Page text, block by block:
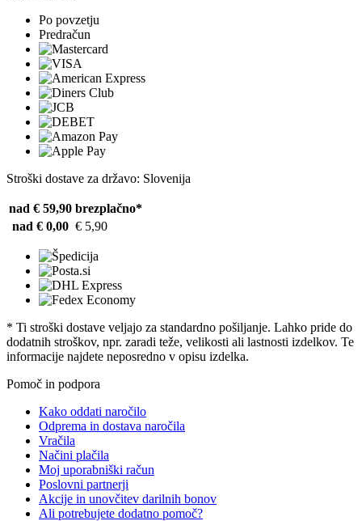
Po povzetju
Predračun
Stroški dostave za državo: Slovenija
nad € 59,90 brezplačno*
nad € 0,00 € 5,90
* Ti stroški dostave veljajo za standardno pošiljanje. Lahko pride do
dodatnih stroškov, npr. zaradi teže, velikosti ali lastnosti izdelkov. Te
informacije najdete neposredno v opisu izdelka.
Pomoč in podpora
Kako oddati naročilo
Odprema in dostava naročila
Vračila
Načini plačila
Moj uporabniški račun
Poslovni partnerji
Akcije in unovčitev darilnih bonov
Ali potrebujete dodatno pomoč?